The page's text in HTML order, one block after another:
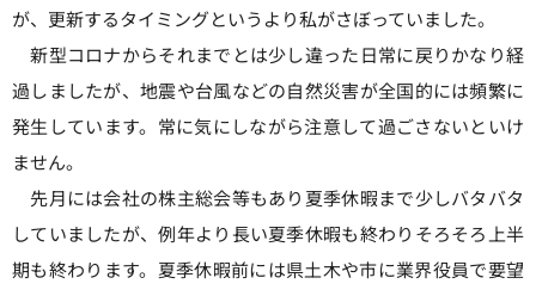
が、更新するタイミングというより私がさぼっていました。
新型コロナからそれまでとは少し違った日常に戻りかなり経
過しましたが、地震や台風などの自然災害が全国的には頻繁に
発生しています。常に気にしながら注意して過ごさないといけ
ません。
先月には会社の株主総会等もあり夏季休暇まで少しバタバタ
していましたが、例年より長い夏季休暇も終わりそろそろ上半
期も終わります。夏季休暇前には県土木や市に業界役員で要望